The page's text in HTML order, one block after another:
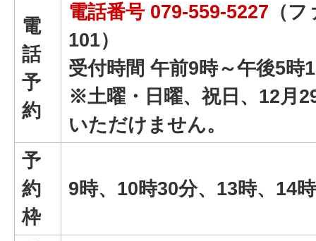
電
話
予
約
電話番号 079-559-5227 （
101）
受付時間 午前9時～午後5時
※土曜・日曜、祝日、12月
いただけません。
予
約
枠
9時、10時30分、13時、14